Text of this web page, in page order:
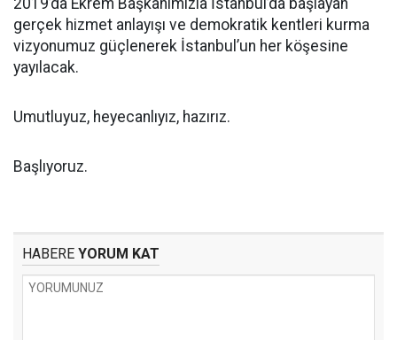
2019’da Ekrem Başkanımızla İstanbul’da başlayan
gerçek hizmet anlayışı ve demokratik kentleri kurma
vizyonumuz güçlenerek İstanbul’un her köşesine
yayılacak.
Umutluyuz, heyecanlıyız, hazırız.
Başlıyoruz.
HABERE YORUM KAT